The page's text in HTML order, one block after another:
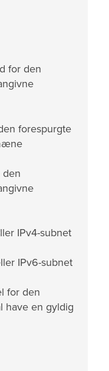
for den
forespurgte
IPv4-subnet
IPv6-subnet
for den
have en gyldig